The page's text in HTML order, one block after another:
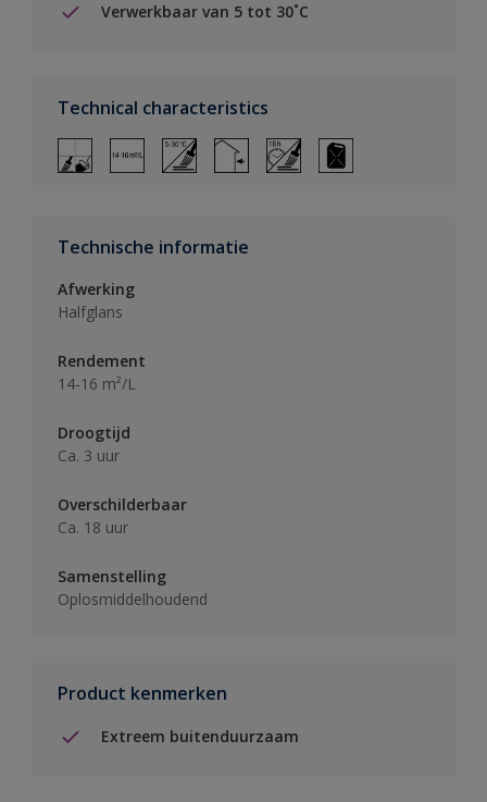
Verwerkbaar van 5 tot 30˚C
Technical characteristics
Technische informatie
Afwerking
Halfglans
Rendement
14-16 m²/L
Droogtijd
Ca. 3 uur
Overschilderbaar
Ca. 18 uur
Samenstelling
Oplosmiddelhoudend
Product kenmerken
Extreem buitenduurzaam